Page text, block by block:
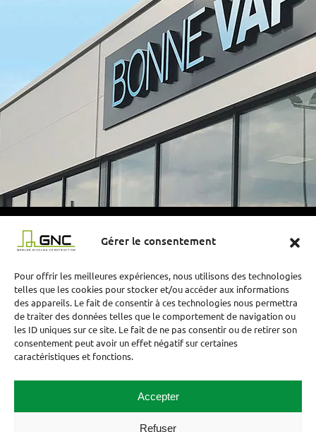
Gérer le consentement
Pour offrir les meilleures expériences, nous utilisons des technologies
telles que les cookies pour stocker et/ou accéder aux informations
des appareils. Le fait de consentir à ces technologies nous permettra
de traiter des données telles que le comportement de navigation ou
les ID uniques sur ce site. Le fait de ne pas consentir ou de retirer son
consentement peut avoir un effet négatif sur certaines
caractéristiques et fonctions.
Accepter
Refuser
Groupe Nicolas Construction (GNC)
57131 Jouy-aux-Arches Cedex
03 87 38 37 50